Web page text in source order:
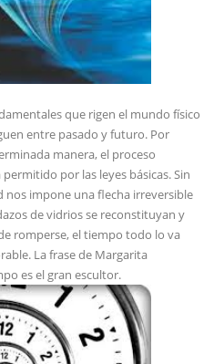
que rigen el mundo físico
entre pasado y futuro. Por
manera, el proceso
por las leyes básicas. Sin
nos impone una flecha irreversible
de vidrios se reconstituyan y
romperse, el tiempo todo lo va
La frase de Margarita
es el gran escultor.